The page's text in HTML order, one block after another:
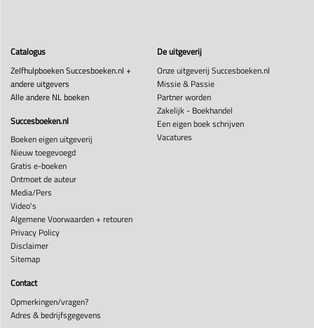
Catalogus
Zelfhulpboeken Succesboeken.nl +
andere uitgevers
Alle andere NL boeken
Succesboeken.nl
Boeken eigen uitgeverij
Nieuw toegevoegd
Gratis e-boeken
Ontmoet de auteur
Media/Pers
Video's
Algemene Voorwaarden + retouren
Privacy Policy
Disclaimer
Sitemap
De uitgeverij
Onze uitgeverij Succesboeken.nl
Missie & Passie
Partner worden
Zakelijk - Boekhandel
Een eigen boek schrijven
Vacatures
Contact
Opmerkingen/vragen?
Adres & bedrijfsgegevens